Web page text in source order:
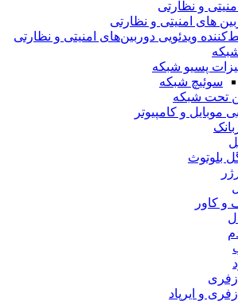
و نظارتی
های امنیتی و نظارتی
ویدئویی دوربین‌های امنیتی و نظارتی
پسیو شبکه
سوئیچ‌ شبکه
تحت شبکه
موبایل و کامپیوتر
بلوتوث
و کاور
و ایرپاد